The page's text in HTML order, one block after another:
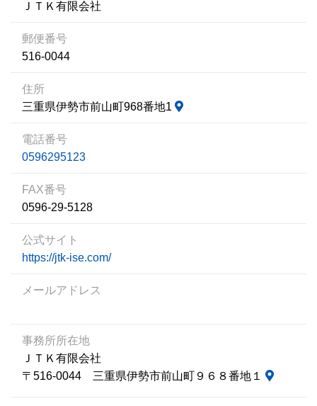
ＪＴＫ有限会社
郵便番号
516-0044
住所
三重県伊勢市前山町968番地1
電話番号
0596295123
FAX番号
0596-29-5128
公式サイト
https://jtk-ise.com/
メールアドレス
事務所所在地
ＪＴＫ有限会社
〒516-0044 三重県伊勢市前山町９６８番地１